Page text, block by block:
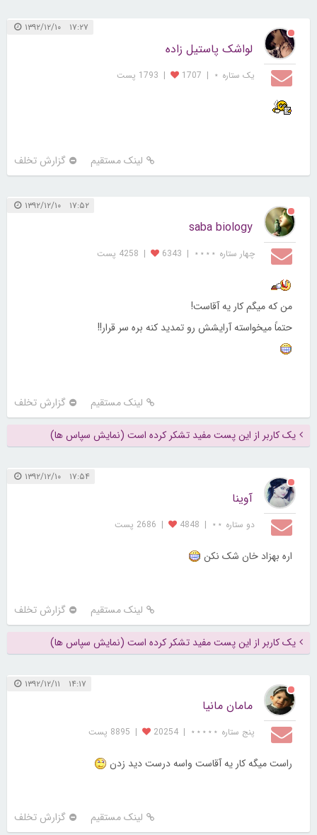
۱۷:۲۷ ۱۳۹۲/۱۲/۱۰
لواشک پاستیل زاده
یک ستاره ⋆ |
1707
| 1793 پست
لینک مستقیم گزارش تخلف
۱۷:۵۲ ۱۳۹۲/۱۲/۱۰
saba biology
چهار ستاره ⋆⋆⋆⋆ |
6343
| 4258 پست
من که میگم کار یه آقاست!
حتماً میخواسته آرایشش رو تمدید کنه بره سر قرار!!
لینک مستقیم گزارش تخلف
یک کاربر از این پست مفید تشکر کرده است (نمایش سپاس ها)
۱۷:۵۴ ۱۳۹۲/۱۲/۱۰
آوینا
دو ستاره ⋆⋆ |
4848
| 2686 پست
اره بهزاد خان شک نکن
لینک مستقیم گزارش تخلف
یک کاربر از این پست مفید تشکر کرده است (نمایش سپاس ها)
۱۴:۱۷ ۱۳۹۲/۱۲/۱۱
مامان مانیا
پنج ستاره ⋆⋆⋆⋆⋆ |
20254
| 8895 پست
راست میگه کار یه آقاست واسه درست دید زدن
لینک مستقیم گزارش تخلف